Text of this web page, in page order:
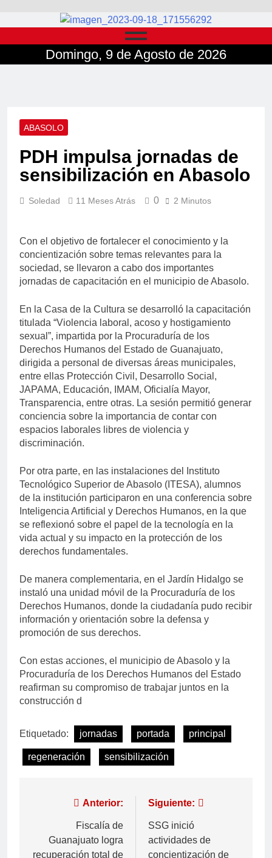
Domingo, 9 de Agosto de 2026
ABASOLO
PDH impulsa jornadas de
sensibilización en Abasolo
Soledad 11 Meses Atrás 0 2 Minutos
Con el objetivo de fortalecer el conocimiento y la
concientización sobre temas relevantes para la
sociedad, se llevaron a cabo dos importantes
jornadas de capacitación en el municipio de Abasolo.
En la Casa de la Cultura se desarrolló la capacitación
titulada “Violencia laboral, acoso y hostigamiento
sexual”, impartida por la Procuraduría de los
Derechos Humanos del Estado de Guanajuato,
dirigida a personal de diversas áreas municipales,
entre ellas Protección Civil, Desarrollo Social,
JAPAMA, Educación, IMAM, Oficialía Mayor,
Transparencia, entre otras. La sesión permitió generar
conciencia sobre la importancia de contar con
espacios laborales libres de violencia y
discriminación.
Por otra parte, en las instalaciones del Instituto
Tecnológico Superior de Abasolo (ITESA), alumnos
de la institución participaron en una conferencia sobre
Inteligencia Artificial y Derechos Humanos, en la que
se reflexionó sobre el papel de la tecnología en la
vida actual y su impacto en la protección de los
derechos fundamentales.
De manera complementaria, en el Jardín Hidalgo se
instaló una unidad móvil de la Procuraduría de los
Derechos Humanos, donde la ciudadanía pudo recibir
información y orientación sobre la defensa y
promoción de sus derechos.
Con estas acciones, el municipio de Abasolo y la
Procuraduría de los Derechos Humanos del Estado
reafirman su compromiso de trabajar juntos en la
construcción d
Etiquetado: jornadas portada principal
regeneración sensibilización
Anterior:
Fiscalía de
Guanajuato logra
recuperación total de
Siguiente:
SSG inició
actividades de
concientización de